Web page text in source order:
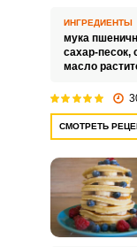
ИНГРЕДИЕНТЫ
мука
сахар-песок,
масло
СМОТРЕТЬ